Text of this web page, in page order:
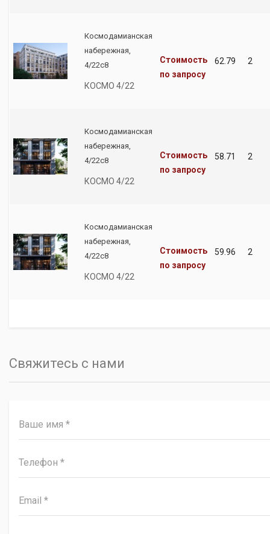
Космодамианская
набережная,
4/22с8
КОСМО 4/22
Стоимость
по запросу
62.79 2
Космодамианская
набережная,
4/22с8
КОСМО 4/22
Стоимость
по запросу
58.71 2
Космодамианская
набережная,
4/22с8
КОСМО 4/22
Стоимость
по запросу
59.96 2
Свяжитесь с нами